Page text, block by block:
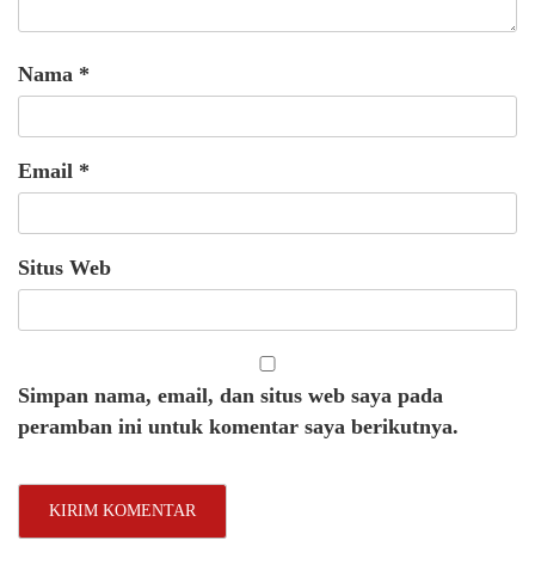
Nama *
Email *
Situs Web
Simpan nama, email, dan situs web saya pada
peramban ini untuk komentar saya berikutnya.